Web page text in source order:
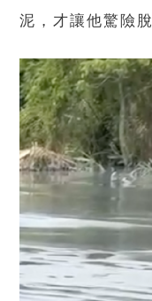
泥，才讓他驚險